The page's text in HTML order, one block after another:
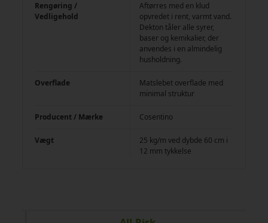
Rengøring /
Vedligehold
Aftørres med en klud
opvredet i rent, varmt vand.
Dekton tåler alle syrer,
baser og kemikalier, der
anvendes i en almindelig
husholdning.
Overflade
Matslebet overflade med
minimal struktur
Producent / Mærke Cosentino
Vægt
25 kg/m ved dybde 60 cm i
12 mm tykkelse